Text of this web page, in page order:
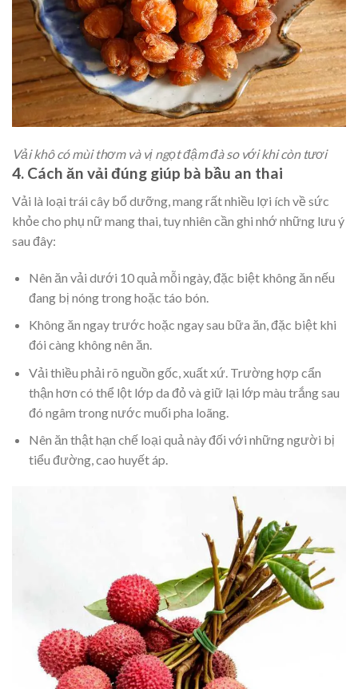
Vải khô có mùi thơm và vị ngọt đậm đà so với khi còn tươi
4. Cách ăn vải đúng giúp bà bầu an thai
Vải là loại trái cây bổ dưỡng, mang rất nhiều lợi ích về sức
khỏe cho phụ nữ mang thai, tuy nhiên cần ghi nhớ những lưu ý
sau đây:
Nên ăn vải dưới 10 quả mỗi ngày, đặc biệt không ăn nếu
đang bị nóng trong hoặc táo bón.
Không ăn ngay trước hoặc ngay sau bữa ăn, đặc biệt khi
đói càng không nên ăn.
Vải thiều phải rõ nguồn gốc, xuất xứ. Trường hợp cẩn
thận hơn có thể lột lớp da đỏ và giữ lại lớp màu trắng sau
đó ngâm trong nước muối pha loãng.
Nên ăn thật hạn chế loại quả này đối với những người bị
tiểu đường, cao huyết áp.